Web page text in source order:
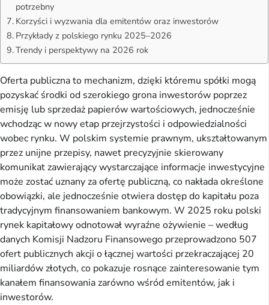
potrzebny
Korzyści i wyzwania dla emitentów oraz inwestorów
Przykłady z polskiego rynku 2025–2026
Trendy i perspektywy na 2026 rok
Oferta publiczna to mechanizm, dzięki któremu spółki mogą
pozyskać środki od szerokiego grona inwestorów poprzez
emisję lub sprzedaż papierów wartościowych, jednocześnie
wchodząc w nowy etap przejrzystości i odpowiedzialności
wobec rynku. W polskim systemie prawnym, ukształtowanym
przez unijne przepisy, nawet precyzyjnie skierowany
komunikat zawierający wystarczające informacje inwestycyjne
może zostać uznany za ofertę publiczną, co nakłada określone
obowiązki, ale jednocześnie otwiera dostęp do kapitału poza
tradycyjnym finansowaniem bankowym. W 2025 roku polski
rynek kapitałowy odnotował wyraźne ożywienie – według
danych Komisji Nadzoru Finansowego przeprowadzono 507
ofert publicznych akcji o łącznej wartości przekraczającej 20
miliardów złotych, co pokazuje rosnące zainteresowanie tym
kanałem finansowania zarówno wśród emitentów, jak i
inwestorów.